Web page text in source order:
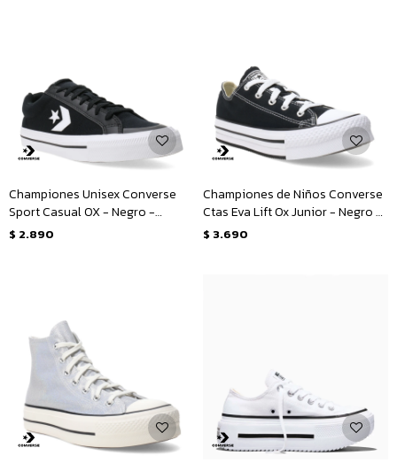
Championes Unisex Converse
Sport Casual OX - Negro -
Blanco
$ 2.890
Championes de Niños Converse
Ctas Eva Lift Ox Junior - Negro -
Blanco
$ 3.690